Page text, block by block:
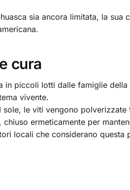
sia ancora limitata, la
cura
in piccoli lotti dalle famiglie
vivente.
le viti vengono
ermeticamente per
locali che considerano